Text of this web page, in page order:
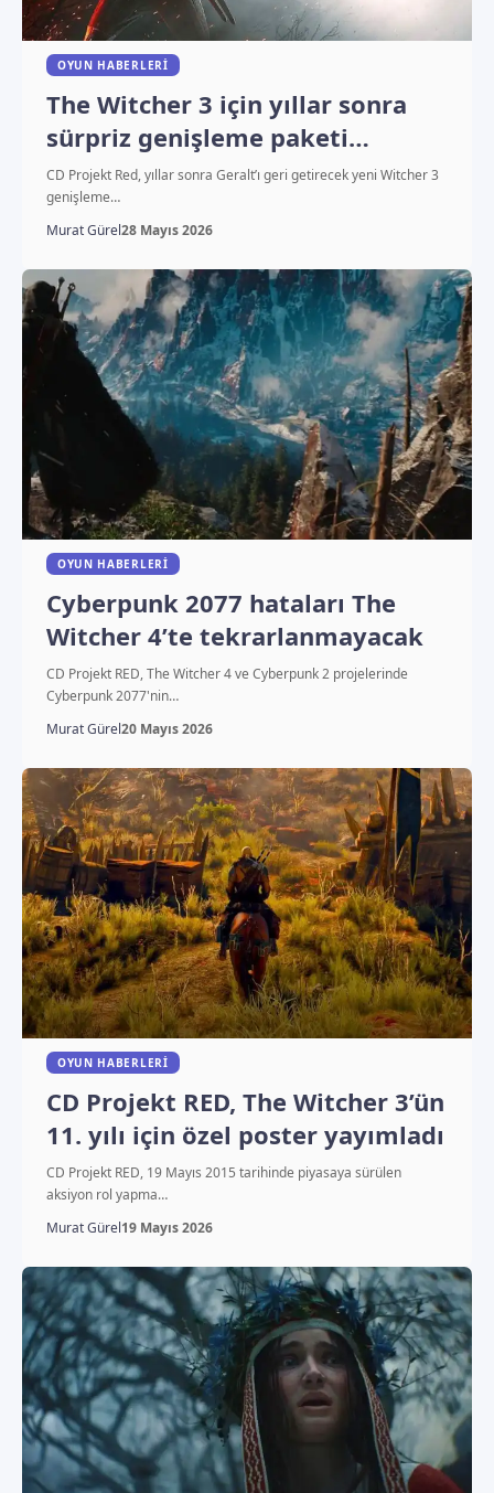
OYUN HABERLERI
The Witcher 3 için yıllar sonra
sürpriz genişleme paketi
duyuruldu
CD Projekt Red, yıllar sonra Geralt’ı geri getirecek yeni Witcher 3
genişleme…
Murat Gürel28 Mayıs 2026
OYUN HABERLERI
Cyberpunk 2077 hataları The
Witcher 4’te tekrarlanmayacak
CD Projekt RED, The Witcher 4 ve Cyberpunk 2 projelerinde
Cyberpunk 2077'nin…
Murat Gürel20 Mayıs 2026
OYUN HABERLERI
CD Projekt RED, The Witcher 3’ün
11. yılı için özel poster yayımladı
CD Projekt RED, 19 Mayıs 2015 tarihinde piyasaya sürülen
aksiyon rol yapma…
Murat Gürel19 Mayıs 2026